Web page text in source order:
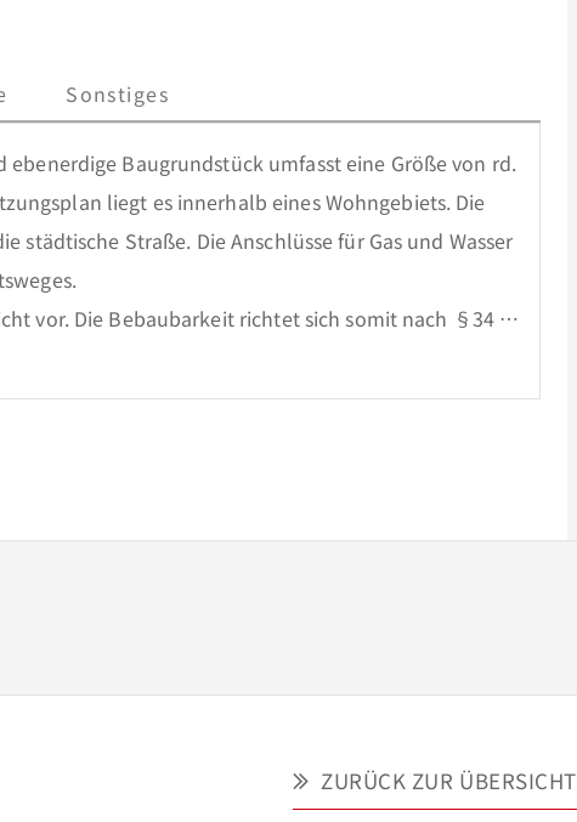
Sonstiges
ebenerdige Baugrundstück umfasst eine Größe von rd.
liegt es innerhalb eines Wohngebiets. Die
städtische Straße. Die Anschlüsse für Gas und Wasser
vor. Die Bebaubarkeit richtet sich somit nach §34
ZURÜCK ZUR ÜBERSICHT